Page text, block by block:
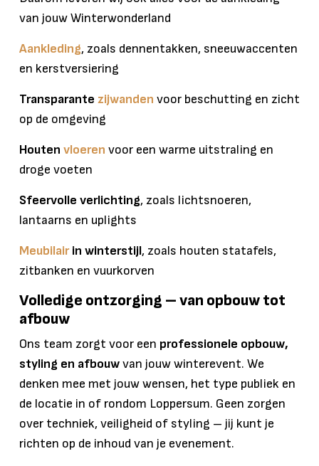
van jouw Winterwonderland
Aankleding, zoals dennentakken, sneeuwaccenten
en kerstversiering
Transparante zijwanden voor beschutting en zicht
op de omgeving
Houten vloeren voor een warme uitstraling en
droge voeten
Sfeervolle verlichting, zoals lichtsnoeren,
lantaarns en uplights
Meubilairin winterstijl, zoals houten statafels,
zitbanken en vuurkorven
Volledige ontzorging – van opbouw tot
afbouw
Ons team zorgt voor een professionele opbouw,
styling en afbouwvan jouw winterevent. We
denken mee met jouw wensen, het type publiek en
de locatie in of rondom Loppersum. Geen zorgen
over techniek, veiligheid of styling – jij kunt je
richten op de inhoud van je evenement.